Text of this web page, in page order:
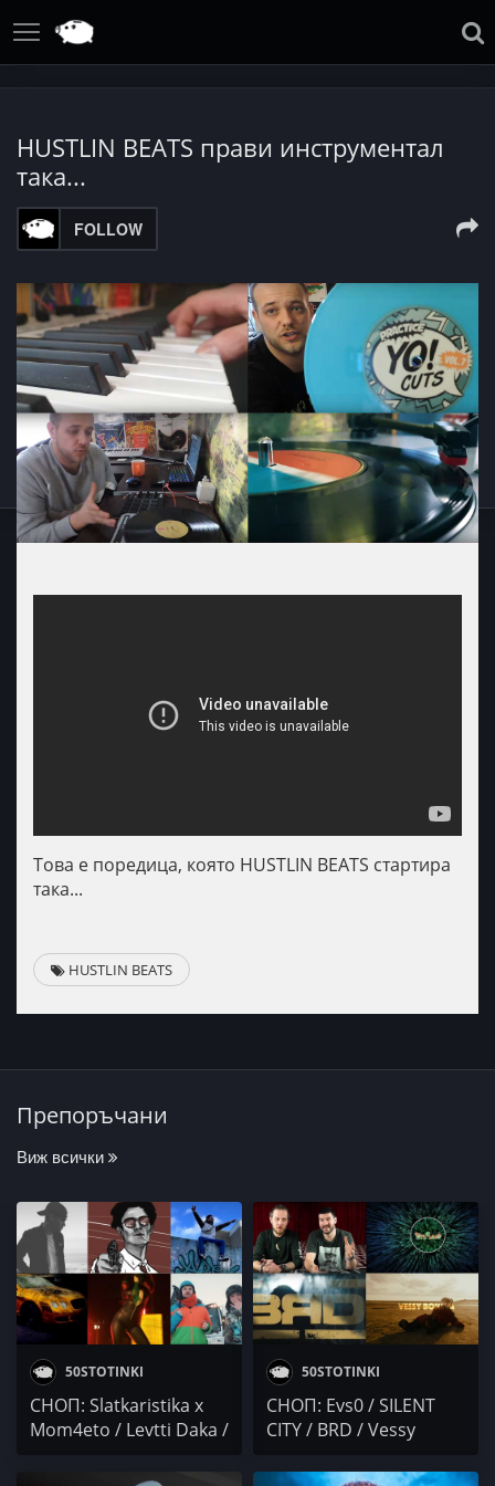
HUSTLIN BEATS прави инструментал
така...
FOLLOW
Това е поредица, която HUSTLIN BEATS стартира
така...
HUSTLIN BEATS
Препоръчани
Виж всички
50STOTINKI
СНОП: Slatkaristika x
Mom4eto / Levtti Daka /
x ATL / polaric
50STOTINKI
СНОП: Evs0 / SILENT
CITY / BRD / Vessy